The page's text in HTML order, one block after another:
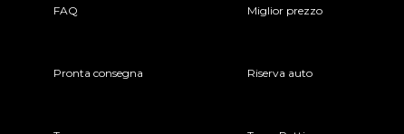
FAQ Miglior prezzo
Pronta consegna Riserva auto